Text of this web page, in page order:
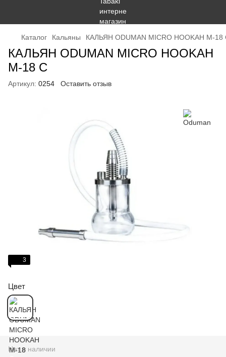
Каталог Кальяны КАЛЬЯН ODUMAN MICRO HOOKAH M-18
КАЛЬЯН ODUMAN MICRO HOOKAH
M-18 C
Артикул: 0254 Оставить отзыв
3
Цвет
Нет в наличии